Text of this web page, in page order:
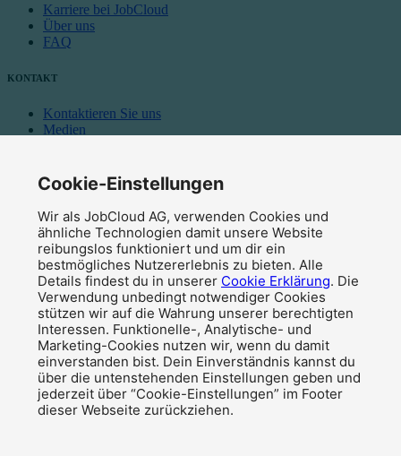
Karriere bei JobCloud
Über uns
FAQ
KONTAKT
Kontaktieren Sie uns
Medien
Blog
Newsletter abonnieren
© 2026 JobCloud — Alle Rechte vorbehalten
Cookie-Einstellungen
Wir als JobCloud AG, verwenden Cookies und
ähnliche Technologien damit unsere Website
reibungslos funktioniert und um dir ein
bestmögliches Nutzererlebnis zu bieten. Alle
Details findest du in unserer Cookie Erklärung. Die
Verwendung unbedingt notwendiger Cookies
stützen wir auf die Wahrung unserer berechtigten
Interessen. Funktionelle-, Analytische- und
Marketing-Cookies nutzen wir, wenn du damit
einverstanden bist. Dein Einverständnis kannst du
über die untenstehenden Einstellungen geben und
jederzeit über “Cookie-Einstellungen” im Footer
dieser Webseite zurückziehen.